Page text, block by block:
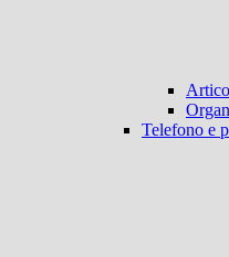
Telefono e